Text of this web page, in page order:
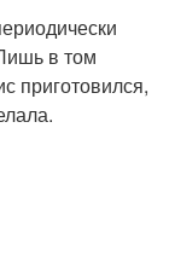
в том
приготовился,